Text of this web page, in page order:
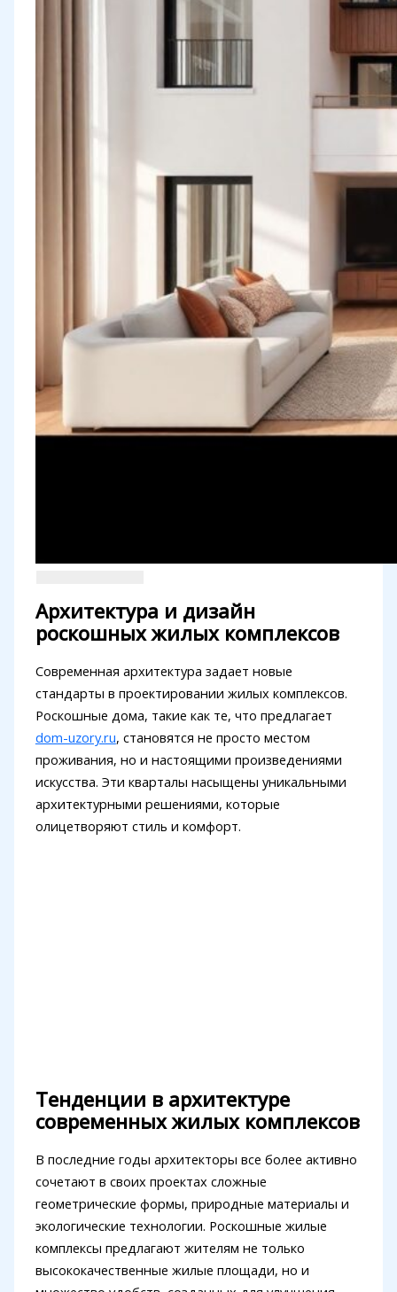
Архитектура и дизайн
роскошных жилых комплексов
Современная архитектура задает новые
стандарты в проектировании жилых комплексов.
Роскошные дома, такие как те, что предлагает
dom-uzory.ru, становятся не просто местом
проживания, но и настоящими произведениями
искусства. Эти кварталы насыщены уникальными
архитектурными решениями, которые
олицетворяют стиль и комфорт.
Тенденции в архитектуре
современных жилых комплексов
В последние годы архитекторы все более активно
сочетают в своих проектах сложные
геометрические формы, природные материалы и
экологические технологии. Роскошные жилые
комплексы предлагают жителям не только
высококачественные жилые площади, но и